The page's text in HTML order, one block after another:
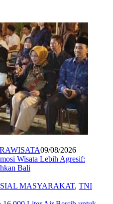
09/08/2026
Wisata Lebih Agresif:
Bali
MASYARAKAT, TNI